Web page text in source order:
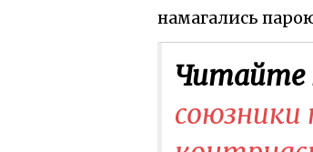
намагались
союзники